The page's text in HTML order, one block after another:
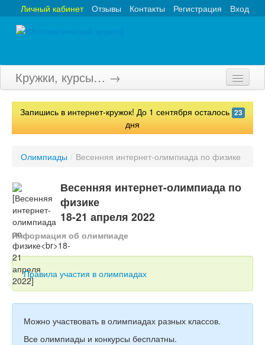
Вход
Регистрация
Контакты
Отзывы
Личный кабинет
Кружки, курсы… →
Главная
Турниры
Конкурсы
Вебинары
Тесты
Книги
Учитель
Запишись в интернет-кружок! До 1 сентября осталось 23
дня
Олимпиады / Весенняя интернет-олимпиада по физике
Весенняя интернет-олимпиада по
физике
18-21 апреля 2022
Информация об олимпиаде
Правила участия в олимпиадах
Можно участвовать в олимпиадах разных классов.
Все олимпиады и конкурсы бесплатны.